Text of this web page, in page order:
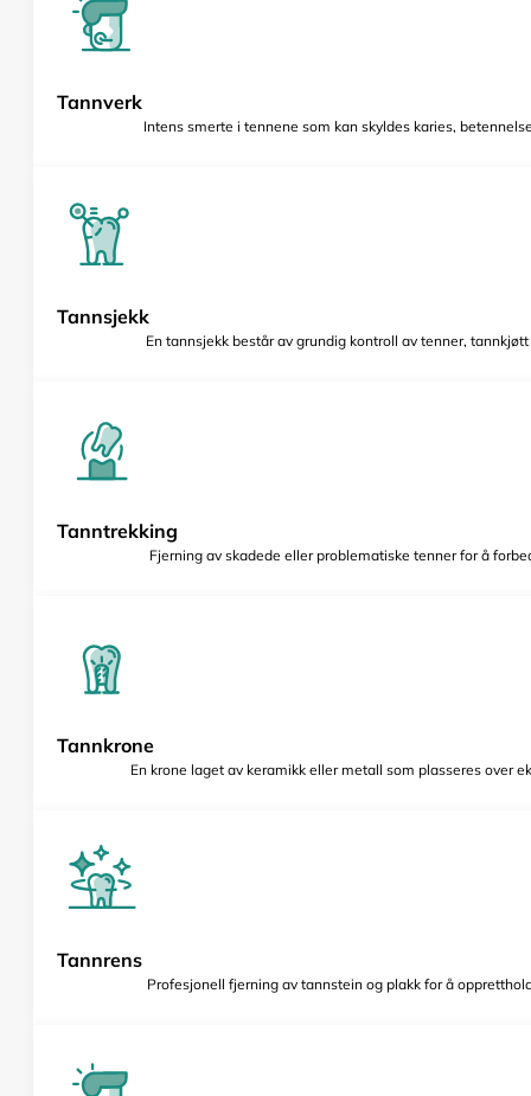
Tannverk
Intens smerte i tennene som kan skyldes karies,
Tannsjekk
En tannsjekk består av grundig kontroll av tenner,
Tanntrekking
Fjerning av skadede eller problematiske tenner for å
Tannkrone
En krone laget av keramikk eller metall som plasseres over
Tannrens
Profesjonell fjerning av tannstein og plakk for å